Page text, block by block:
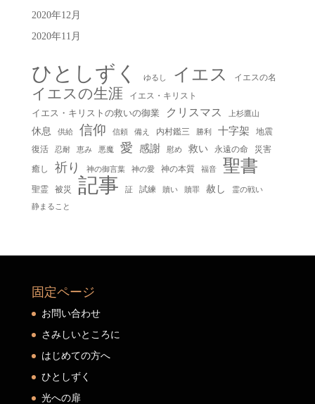
2020年12月
2020年11月
ひとしずく ゆるし イエス イエスの名
イエスの生涯
イエス・キリスト
イエス・キリストの救いの御業
クリスマス 上杉鷹山
休息 供給 信仰 信頼 備え 内村鑑三 勝利 十字架
地震
復活
忍耐 恵み 悪魔 愛 感謝 慰め 救い 永遠の命
災害
癒し
祈り 神の御言葉 神の愛 神の本質 福音 聖書
聖霊 被災 記事 証 試練 贖い 贖罪 赦し 霊の戦い
静まること
固定ページ
お問い合わせ
さみしいところに
はじめての方へ
ひとしずく
光への扉